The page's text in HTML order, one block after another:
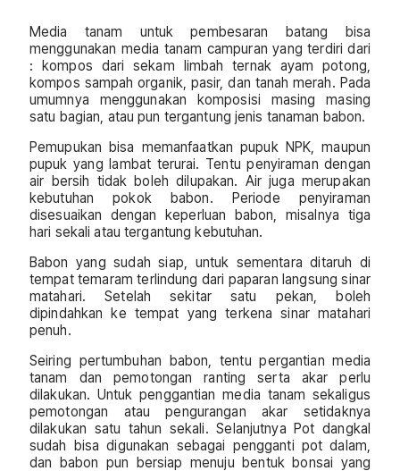
Media tanam untuk pembesaran batang bisa
menggunakan media tanam campuran yang terdiri dari
: kompos dari sekam limbah ternak ayam potong,
kompos sampah organik, pasir, dan tanah merah. Pada
umumnya menggunakan komposisi masing masing
satu bagian, atau pun tergantung jenis tanaman babon.
Pemupukan bisa memanfaatkan pupuk NPK, maupun
pupuk yang lambat terurai. Tentu penyiraman dengan
air bersih tidak boleh dilupakan. Air juga merupakan
kebutuhan pokok babon. Periode penyiraman
disesuaikan dengan keperluan babon, misalnya tiga
hari sekali atau tergantung kebutuhan.
Babon yang sudah siap, untuk sementara ditaruh di
tempat temaram terlindung dari paparan langsung sinar
matahari. Setelah sekitar satu pekan, boleh
dipindahkan ke tempat yang terkena sinar matahari
penuh.
Seiring pertumbuhan babon, tentu pergantian media
tanam dan pemotongan ranting serta akar perlu
dilakukan. Untuk penggantian media tanam sekaligus
pemotongan atau pengurangan akar setidaknya
dilakukan satu tahun sekali. Selanjutnya Pot dangkal
sudah bisa digunakan sebagai pengganti pot dalam,
dan babon pun bersiap menuju bentuk bonsai yang